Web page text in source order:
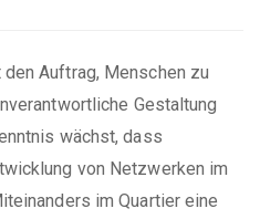
Auftrag, Menschen zu
Gestaltung
wächst, dass
von Netzwerken im
im Quartier eine